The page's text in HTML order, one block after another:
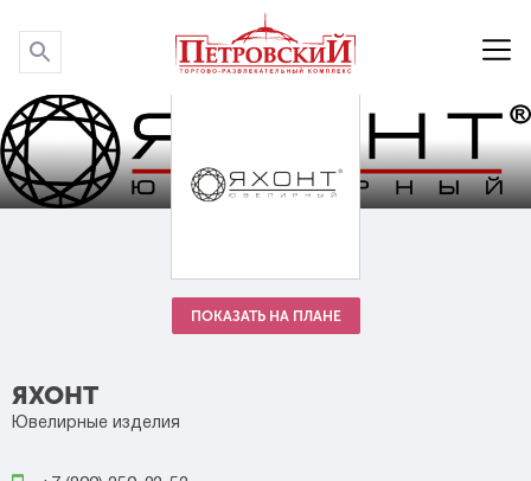
ПОКАЗАТЬ НА ПЛАНЕ
ЯХОНТ
Ювелирные изделия